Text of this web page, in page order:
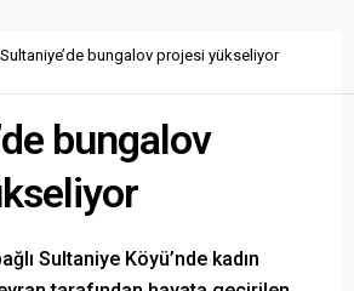
Sultaniye’de bungalov projesi yükseliyor
bungalov
Sultaniye Köyü’nde kadın